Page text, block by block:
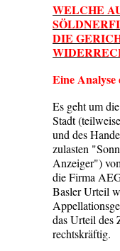
WELCHE
DIE
Eine
Es geht um
Stadt
und des
zulasten
Anzeiger")
die Firma
Basler Urteil
das Urteil des
rechtskräftig.